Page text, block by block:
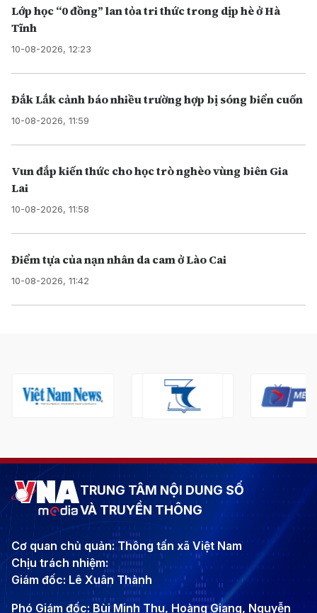
Lớp học “0 đồng” lan tỏa tri thức trong dịp hè ở Hà
Tĩnh
10-08-2026, 12:23
Đắk Lắk cảnh báo nhiều trường hợp bị sóng biển cuốn
10-08-2026, 11:59
Vun đắp kiến thức cho học trò nghèo vùng biên Gia
Lai
10-08-2026, 11:58
Điểm tựa của nạn nhân da cam ở Lào Cai
10-08-2026, 11:42
TRUNG TÂM NỘI DUNG SỐ
VÀ TRUYỀN THÔNG
Cơ quan chủ quản: Thông tấn xã Việt Nam
Chịu trách nhiệm:
Giám đốc: Lê Xuân Thành
Phó Giám đốc: Bùi Minh Thu, Hoàng Giang, Nguyễn